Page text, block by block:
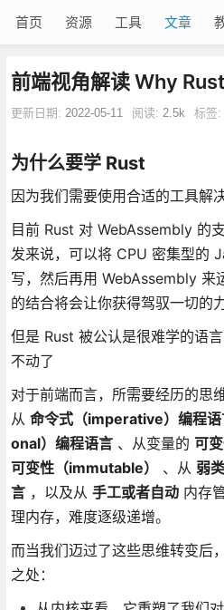
首页 资源 工具 文章
前端视角解读 Why Rust
更新日期: 2022-05-11 阅读: 2.5k 标签:
为什么要学 Rust
因为我们需要使用合适的工具解
目前 Rust 对 WebAssembly 的
发来说，可以将 CPU 密集型的
写，然后再用 WebAssembly
的结合将会让你获得驾驭一切的力
但是 Rust 被公认是很难学的语
不动了
对于前端而言，所需要经历的思
从 命令式（imperative）编程语
onal）编程语言、从变量的 可
可变性（immutable）
、从 弱
言，以及从 手工或者自动内存
理内存，难度逐级递增。
而当我们迈过了这些思维转变后
之处：